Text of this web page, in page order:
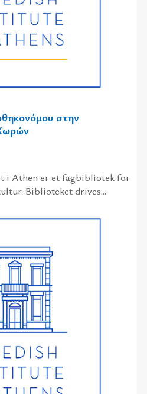
στην
i Athen er et fagbibliotek for
Biblioteket drives...